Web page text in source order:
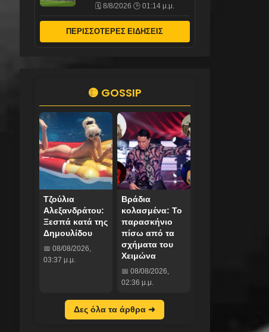
🗓️ 8/8/2026 🕒 01:14 μ.μ.
ΠΕΡΙΣΣΟΤΕΡΕΣ ΕΙΔΗΣΕΙΣ
🟡 GOSSIP
Τζούλια
Αλεξανδράτου:
Ξεσπά κατά της
Δημουλίδου
📅 08/08/2026,
03:37 μ.μ.
Βράδια
κολασμένα: Το
παρασκήνιο
πίσω από τα
σχήματα του
Χειμώνα
📅 08/08/2026,
02:36 μ.μ.
Δες όλα τα άρθρα ➜